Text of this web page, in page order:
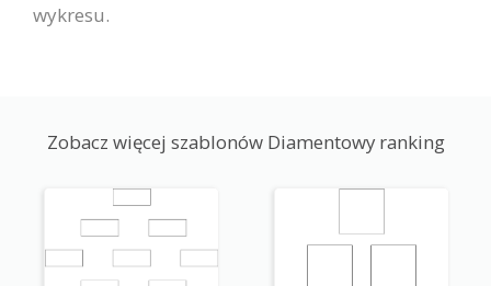
wykresu.
Zobacz więcej szablonów Diamentowy ranking